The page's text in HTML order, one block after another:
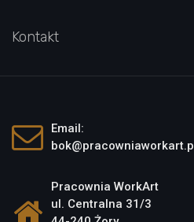
Kontakt
Email:
bok@pracowniaworkart.pl
Pracownia WorkArt
ul. Centralna 31/3